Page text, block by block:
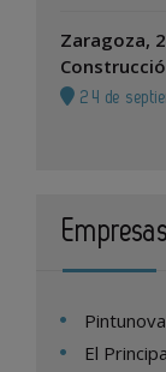
Zaragoza,
24 de
Empresas
Pintunova
El